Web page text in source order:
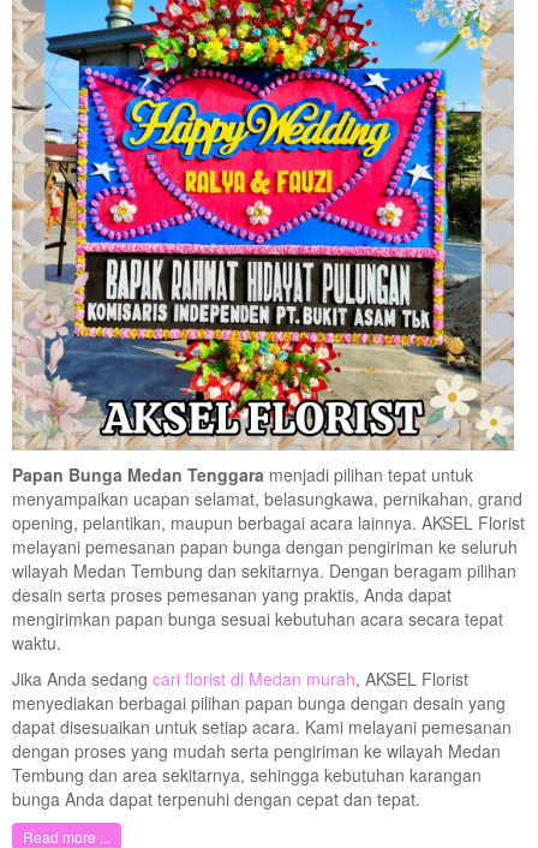
Papan Bunga Medan Tenggara menjadi pilihan tepat untuk
menyampaikan ucapan selamat, belasungkawa, pernikahan, grand
opening, pelantikan, maupun berbagai acara lainnya. AKSEL Florist
melayani pemesanan papan bunga dengan pengiriman ke seluruh
wilayah Medan Tembung dan sekitarnya. Dengan beragam pilihan
desain serta proses pemesanan yang praktis, Anda dapat
mengirimkan papan bunga sesuai kebutuhan acara secara tepat
waktu.
Jika Anda sedang cari florist di Medan murah, AKSEL Florist
menyediakan berbagai pilihan papan bunga dengan desain yang
dapat disesuaikan untuk setiap acara. Kami melayani pemesanan
dengan proses yang mudah serta pengiriman ke wilayah Medan
Tembung dan area sekitarnya, sehingga kebutuhan karangan
bunga Anda dapat terpenuhi dengan cepat dan tepat.
Read more ...